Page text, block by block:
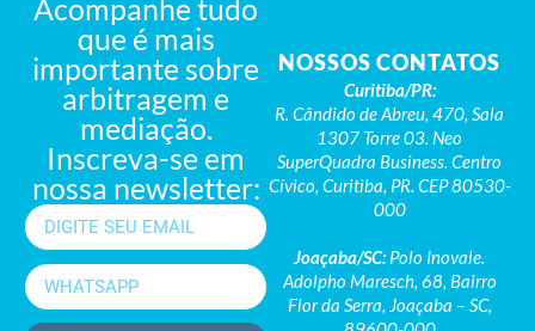
Acompanhe tudo
que é mais
importante sobre
arbitragem e
mediação.
Inscreva-se em
nossa newsletter:
NOSSOS CONTATOS
Curitiba/PR:
R. Cândido de Abreu, 470, Sala
1307 Torre 03. Neo
SuperQuadra Business. Centro
Cívico, Curitiba, PR. CEP 80530-
000
Joaçaba/SC:Polo Inovale.
Adolpho Maresch, 68, Bairro
Flor da Serra, Joaçaba – SC,